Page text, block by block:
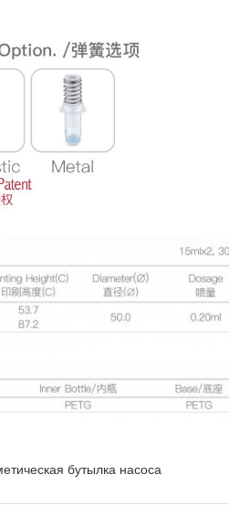
бутылка насоса